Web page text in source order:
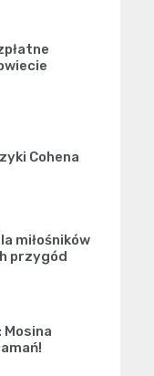
Cohena
miłośników
przygód